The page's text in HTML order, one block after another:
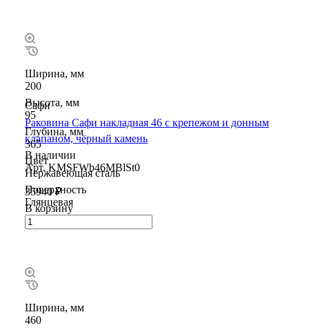
Ширина, мм
200
Высота, мм
95
Глубина, мм
365
Цвет
Нержавеющая сталь
Поверхность
Глянцевая
Ширина, мм
460
Сафи
Раковина Сафи накладная 46 с крепежом и донным
клапаном, чёрный камень
В наличии
Арт.KMSFWb46MBlSt0
35940 ₽
В корзину